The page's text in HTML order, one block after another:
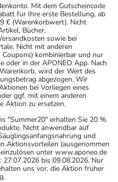
oder Zubereitung
Zubereitung
Mit dem Gutscheincode
für Ihre erste Bestellung, ab
€ (Warenkorbwert). Nicht
Bücher,
sowie bei
Nicht mit anderen
kombinierbar und nur
oder in der APONEO App. Nach
wird der Wert des
abgezogen. Wir
bei Vorliegen eines
ggf. mit einem anderen
Aktion zu ersetzen.
"Summer20" erhalten Sie 20 %
Nicht anwendbar auf
und
Aktionsvorteilen (ausgenommen
unter www.aponeo.de
bis 09.08.2026. Nur
uns vor, die Aktion früher